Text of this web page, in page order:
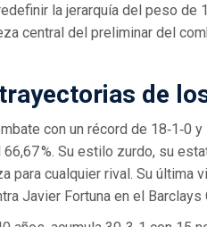
la jerarquía del peso de
central del preliminar del
de
con un récord de 18‑1‑0
%. Su estilo zurdo, su
para cualquier rival. Su última
Javier Fortuna en el Barclays